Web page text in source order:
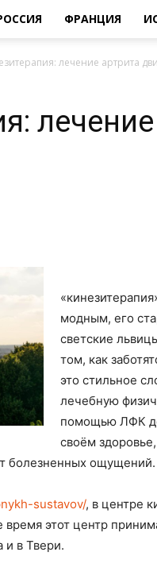
ФРАНЦИЯ
лечение артрита
модным, его
светские
том, как
это стильное
лечебную
помощью ЛФК
своём
болезненных ощущений.
sustavov/, в центре
этот центр
и в Твери.